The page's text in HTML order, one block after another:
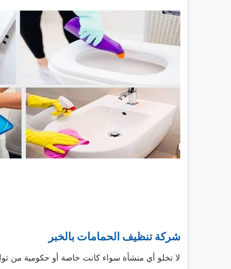
شركة تنظيف الحمامات بالخبر
لا تخلو أي منشأة سواء كانت خاصة أو حكومية من